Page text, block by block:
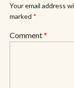
Your email address
marked *
Comment*